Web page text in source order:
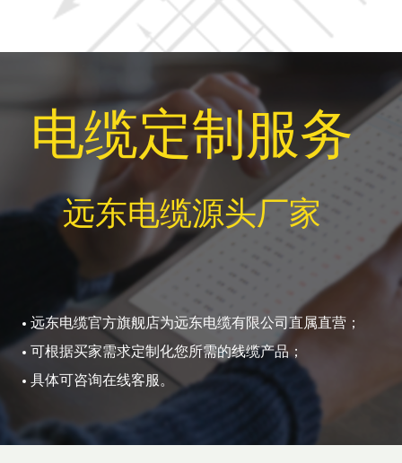
电缆定制服务
远东电缆源头厂家
远东电缆官方旗舰店为远东电缆有限公司直属直营；
可根据买家需求定制化您所需的线缆产品；
具体可咨询在线客服。